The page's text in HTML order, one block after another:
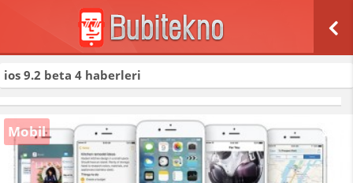
ios 9.2 beta 4 haberleri
Mobil